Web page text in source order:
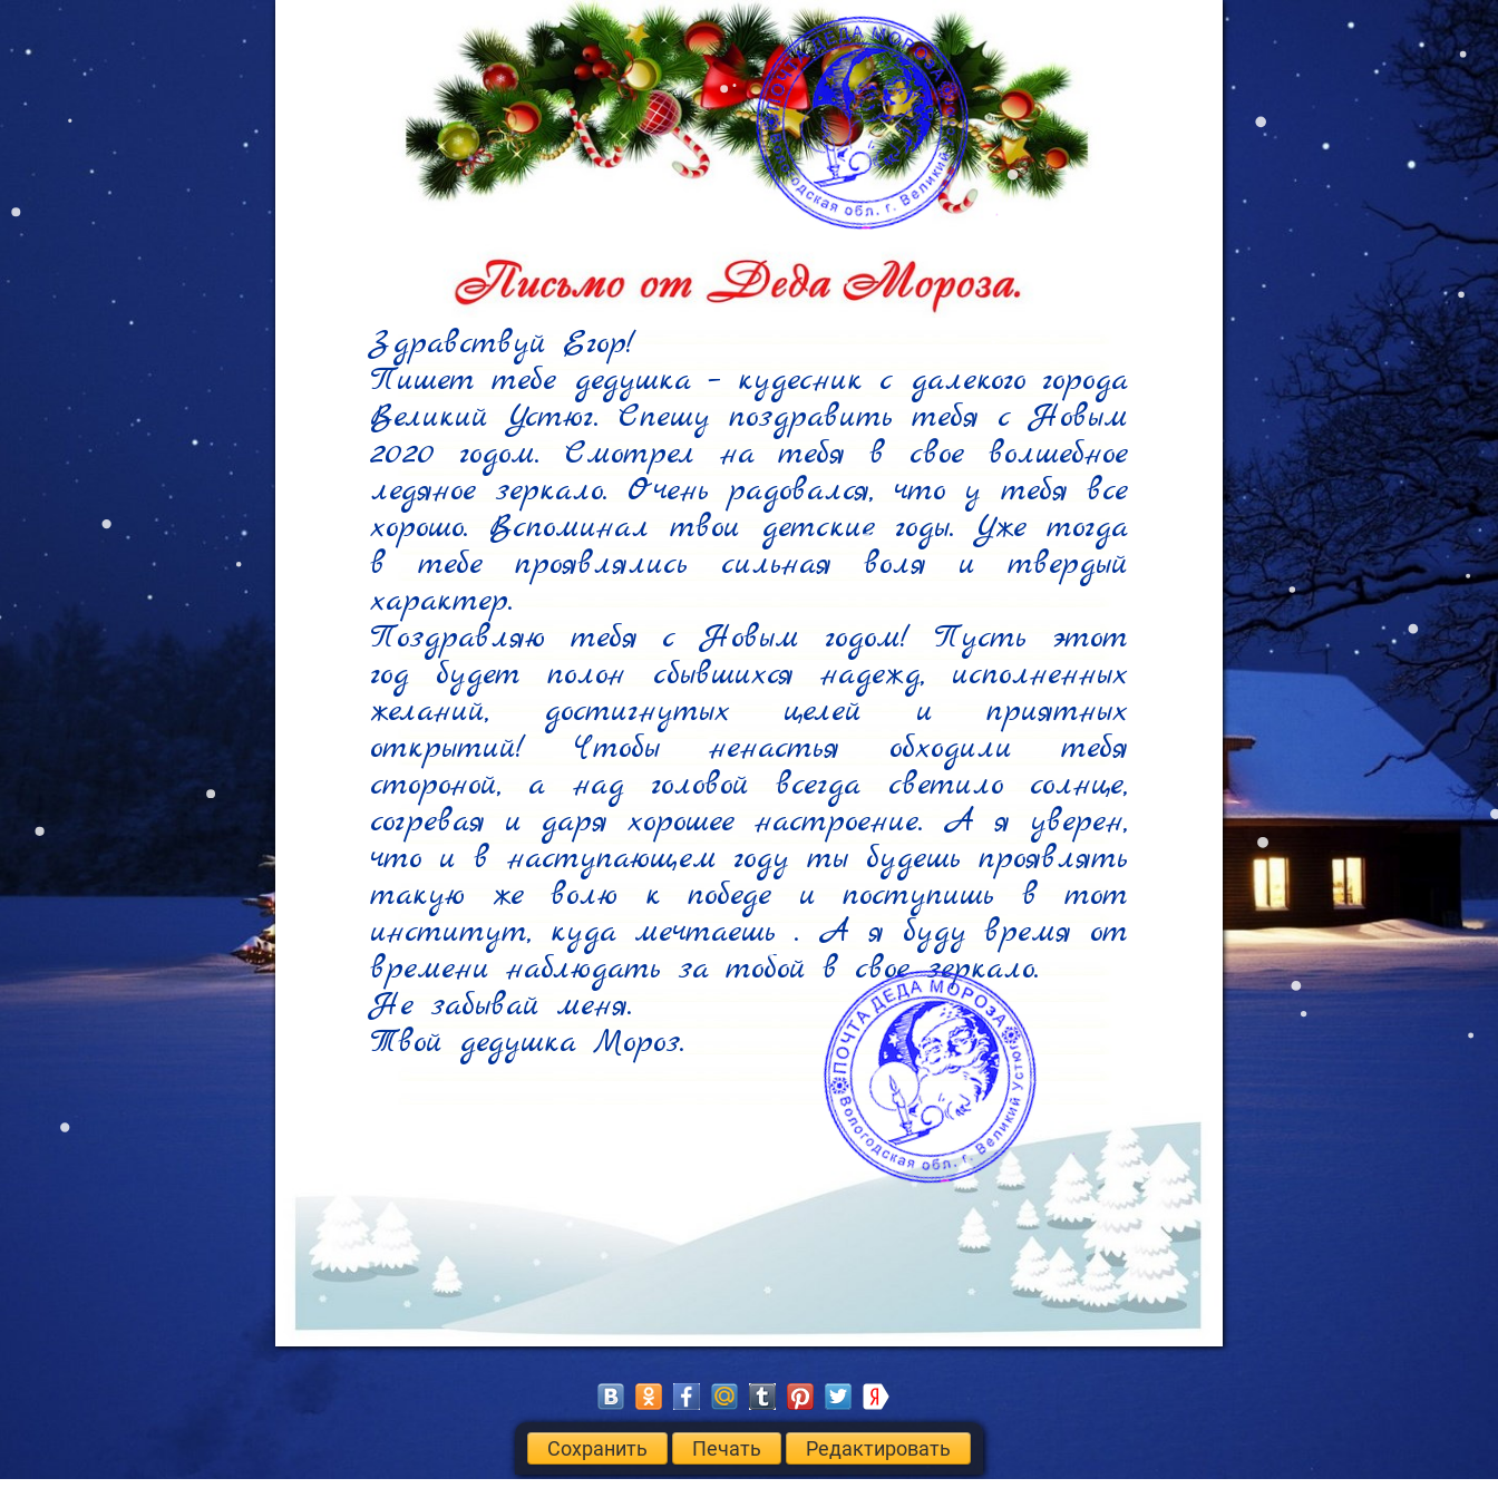
Здравствуй Егор!
Пишет тебе дедушка – кудесник с далекого города
Великий Устюг. Спешу поздравить тебя с Новым
2020 годом. Смотрел на тебя в свое волшебное
ледяное зеркало. Очень радовался, что у тебя все
хорошо. Вспоминал твои детские годы. Уже тогда
в тебе проявлялись сильная воля и твердый
характер.
Поздравляю тебя с Новым годом! Пусть этот
год будет полон сбывшихся надежд, исполненных
желаний, достигнутых целей и приятных
открытий! Чтобы ненастья обходили тебя
стороной, а над головой всегда светило солнце,
согревая и даря хорошее настроение. А я уверен,
что и в наступающем году ты будешь проявлять
такую же волю к победе и поступишь в тот
институт, куда мечтаешь . А я буду время от
времени наблюдать за тобой в свое зеркало.
Не забывай меня.
Твой дедушка Мороз.
Сохранить Печать Редактировать